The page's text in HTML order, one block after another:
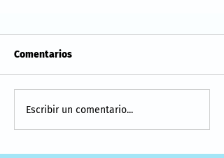
Comentarios
Escribir un comentario...